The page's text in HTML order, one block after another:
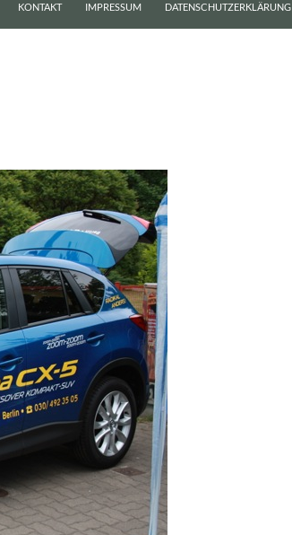
KONTAKT IMPRESSUM DATENSCHUTZERKLÄRUNG